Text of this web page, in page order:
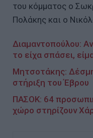
του κόμματος ο
Πολάκης και ο
Διαμαντοπούλου:
το είχα σπάσει,
Μητσοτάκης:
στήριξη του Έβρου
ΠΑΣΟΚ: 64
χώρο στηρίζουν